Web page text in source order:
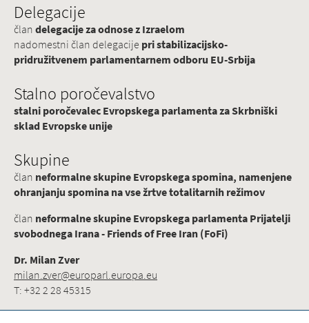
Delegacije
člandelegacije za odnose z Izraelom
nadomestni član delegacije pri stabilizacijsko-
pridružitvenem parlamentarnem odboru EU-Srbija
Stalno poročevalstvo
stalni poročevalec Evropskega parlamenta za Skrbniški
sklad Evropske unije
Skupine
član neformalne skupine Evropskega spomina, namenjene
ohranjanju spomina na vse žrtve totalitarnih režimov
član neformalne skupine Evropskega parlamenta Prijatelji
svobodnega Irana - Friends of Free Iran (FoFi)
Dr. Milan Zver
milan.zver@europarl.europa.eu
T: +32 2 28 45315